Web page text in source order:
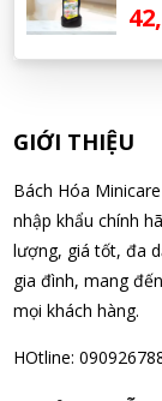
09/08/2026
09/08/2026
Nguyễn Văn
Milk (0-1 tuổi),
09/08/2026
não Noguchi
GIỚI THIỆU
Bách Hóa
nhập khẩu chính
lượng, giá tốt, đa
gia đình, mang
mọi khách hàng.
HOtline: